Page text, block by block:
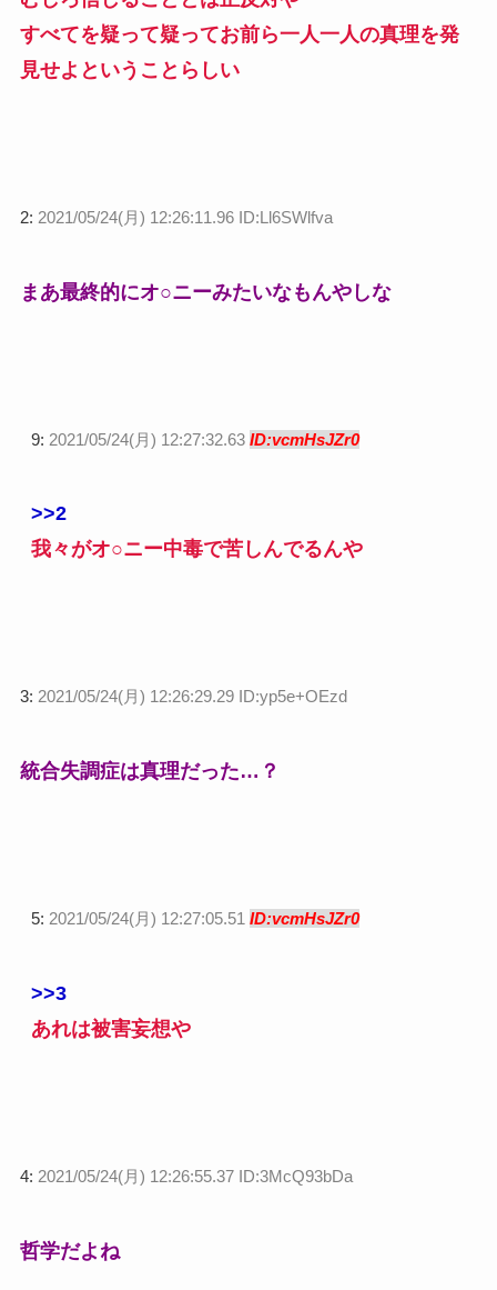
すべてを疑って疑ってお前ら一人一人の真理を発
見せよということらしい
2: 2021/05/24(月) 12:26:11.96 ID:Ll6SWlfva
まあ最終的にオ○ニーみたいなもんやしな
9: 2021/05/24(月) 12:27:32.63 ID:vcmHsJZr0
>>2
我々がオ○ニー中毒で苦しんでるんや
3: 2021/05/24(月) 12:26:29.29 ID:yp5e+OEzd
統合失調症は真理だった…？
5: 2021/05/24(月) 12:27:05.51 ID:vcmHsJZr0
>>3
あれは被害妄想や
4: 2021/05/24(月) 12:26:55.37 ID:3McQ93bDa
哲学だよね